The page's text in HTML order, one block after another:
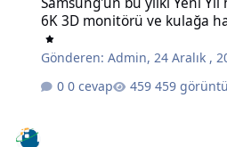
6K 3D monitörü ve kulağa
Gönderen:Admin,24 Aralık ,
0 cevap
459 görüntü